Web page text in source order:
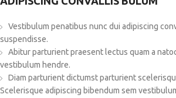
Vestibulum penatibus nunc dui adipiscing
suspendisse.
Abitur parturient praesent lectus quam a
vestibulum hendre.
Diam parturient dictumst parturient
Scelerisque adipiscing bibendum sem